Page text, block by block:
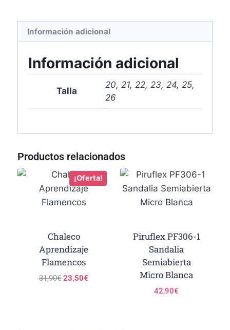
Información adicional
Información adicional
Talla
20, 21, 22, 23, 24, 25,
26
Productos relacionados
¡Oferta!
Chaleco
Aprendizaje
Flamencos
31,90€ 23,50€
Piruflex PF306-1
Sandalia
Semiabierta
Micro Blanca
42,90€